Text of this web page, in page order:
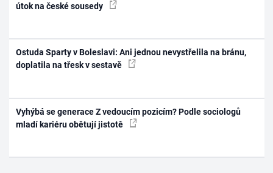
útok na české sousedy
Ostuda Sparty v Boleslavi: Ani jednou nevystřelila na bránu,
doplatila na třesk v sestavě
Vyhýbá se generace Z vedoucím pozicím? Podle sociologů
mladí kariéru obětují jistotě